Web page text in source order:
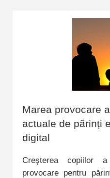
Marea provocare
actuale de părinți
digital
Creșterea copiilor
provocare pentru